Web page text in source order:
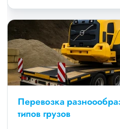
Перевозка
типов грузов